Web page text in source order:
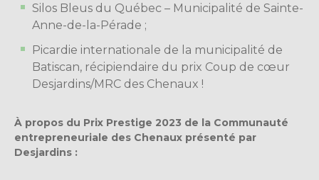
Silos Bleus du Québec – Municipalité de Sainte-
Anne-de-la-Pérade ;
Picardie internationale de la municipalité de
Batiscan, récipiendaire du prix Coup de cœur
Desjardins/MRC des Chenaux !
À propos du Prix Prestige 2023 de la Communauté
entrepreneuriale des Chenaux présenté par
Desjardins :